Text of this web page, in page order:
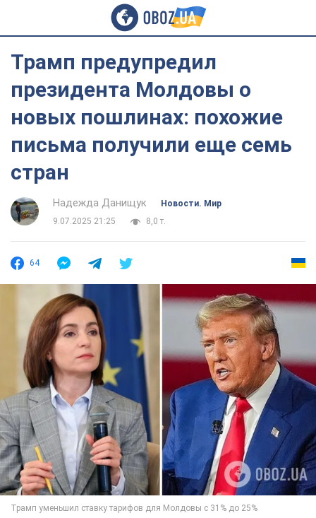
Трамп предупредил
президента Молдовы о
новых пошлинах: похожие
письма получили еще семь
стран
Надежда Данищук
Новости. Мир
9.07.2025 21:25
8,0 т.
64